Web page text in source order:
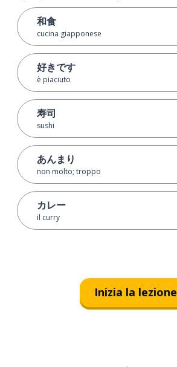
和食
cucina giapponese
好きです
è piaciuto
寿司
sushi
あんまり
non molto; troppo
カレー
il curry
Inizia la lezione